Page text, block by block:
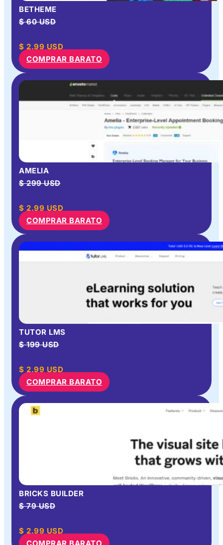
BETHEME
$ 60 USD
$ 2.99 USD
COMPRAR BARATO
AMELIA
$ 299 USD
$ 2.99 USD
COMPRAR BARATO
TUTOR LMS
$ 199 USD
$ 2.99 USD
COMPRAR BARATO
BRICKS BUILDER
$ 79 USD
$ 2.99 USD
COMPRAR BARATO